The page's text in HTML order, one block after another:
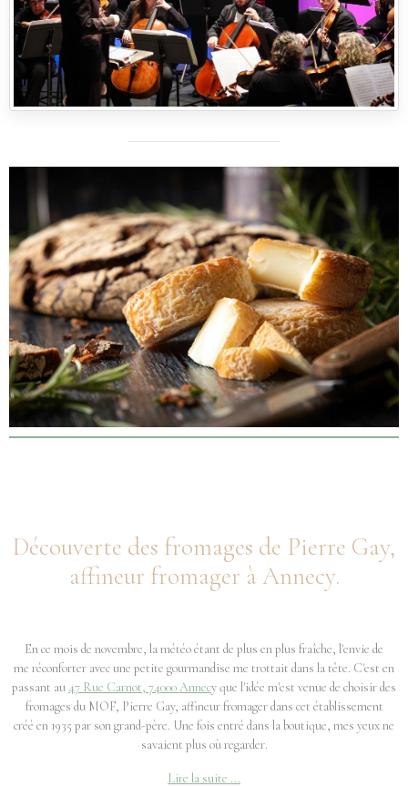
--------------------------------------------------------
Découverte des fromages de Pierre Gay,
affineur fromager à Annecy.
En ce mois de novembre, la météo étant de plus en plus fraîche, l'envie de
me réconforter avec une petite gourmandise me trottait dans la tête. C'est en
passant au 47 Rue Carnot, 74000 Annecy que l'idée m'est venue de choisir des
fromages du MOF, Pierre Gay, affineur fromager dans cet établissement
créé en 1935 par son grand-père. Une fois entré dans la boutique, mes yeux ne
savaient plus où regarder.
Lire la suite ...